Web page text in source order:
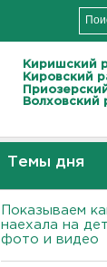
Киришский
Кировский
Волховский
Темы дня
Показываем
наехала на
фото и видео